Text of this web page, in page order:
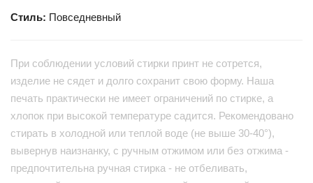
Стиль: Повседневный
При соблюдении условий стирки принт не сотрется,
изделие не сядет и долго сохранит свою форму. Наша
печать практически не имеет ограничений по стирке, а
хлопок при высокой температуре садится. Рекомендовано
стирать в холодной или теплой воде (не выше 30-40°),
вывернув наизнанку, с ручным отжимом или без отжима -
предпочтительна ручная стирка - не отбеливать,